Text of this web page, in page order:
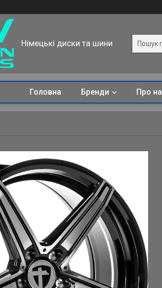
Німецькі диски та шини
Головна Бренди Про